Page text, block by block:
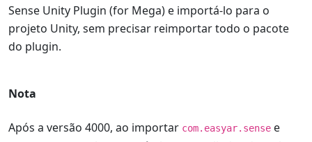
Sense Unity Plugin (for Mega) e importá-lo para o
projeto Unity, sem precisar reimportar todo o pacote
do plugin.
Nota
Após a versão 4000, ao importar com.easyar.sense e